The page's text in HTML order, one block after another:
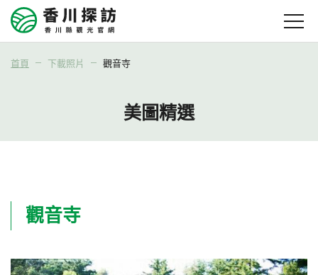
首頁 下載照片 觀音寺
美圖精選
觀音寺